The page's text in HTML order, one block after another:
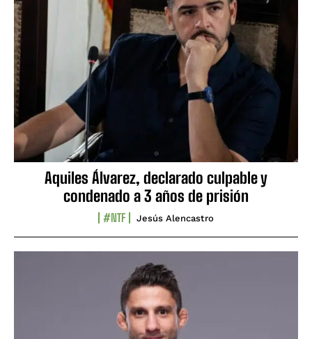
Aquiles Álvarez, declarado culpable y
condenado a 3 años de prisión
#NTF Jesús Alencastro